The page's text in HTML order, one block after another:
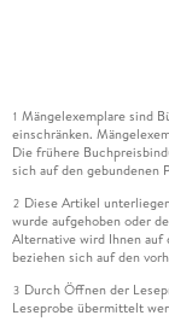
1 Mängelexemplare sind
einschränken.
Die frühere
sich auf den gebundenen
2 Diese Artikel
wurde aufgehoben oder
Alternative wird Ihnen auf
beziehen sich auf den
3 Durch Öffnen der
Leseprobe übermittelt